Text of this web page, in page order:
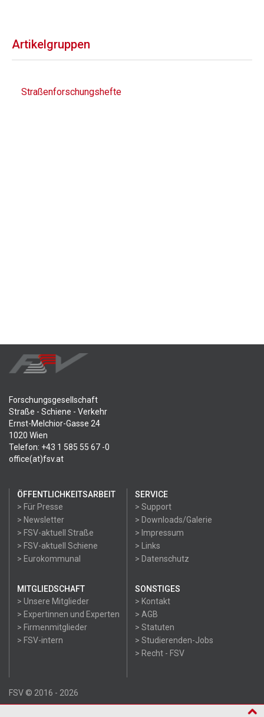
Artikelgruppen
Straßenforschungshefte
Forschungsgesellschaft
Straße - Schiene - Verkehr
Ernst-Melchior-Gasse 24
1020 Wien
Telefon: +43 1 585 55 67 -0
office(at)fsv.at
ÖFFENTLICHKEITSARBEIT
> Für Presse
> Newsletter
> FSV-aktuell Straße
> FSV-aktuell Schiene
> Eurokommunal
SERVICE
> Support
> Downloads/Galerie
> Impressum
> Links
> Datenschutz
MITGLIEDSCHAFT
> Unsere Mitglieder
> Expertinnen und Experten
> Firmenmitglieder
> FSV-intern
SONSTIGES
> Kontakt
> AGB
> Statuten
> Studierenden-Jobs
> Recht - FSV
FSV © 2016 - 2026